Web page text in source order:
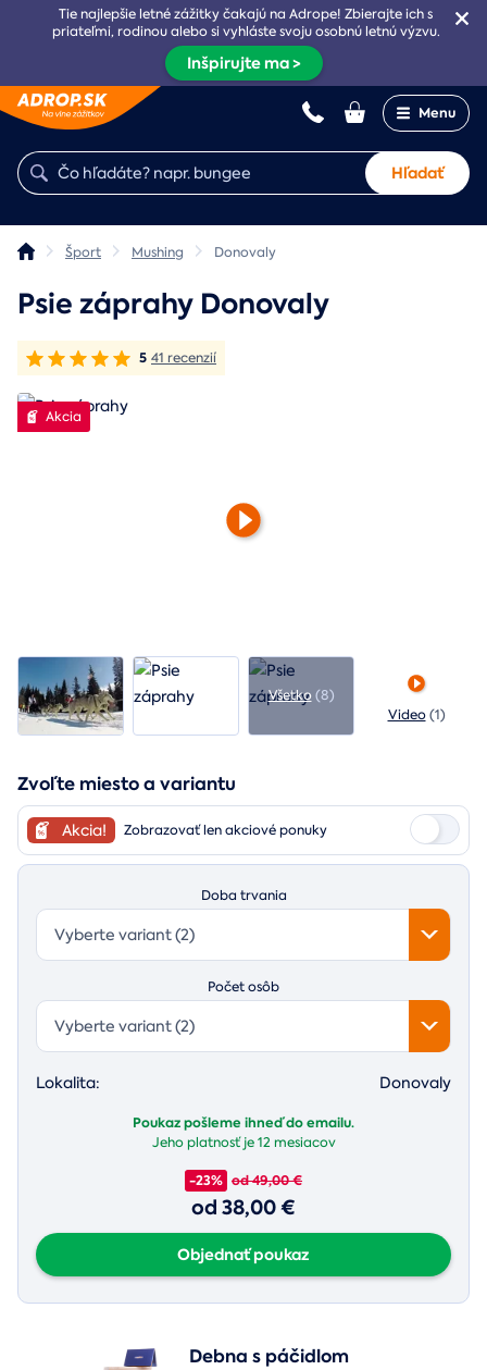
Tie najlepšie letné zážitky čakajú na Adrope! Zbierajte ich s
priateľmi, rodinou alebo si vyhláste svoju osobnú letnú výzvu.
Inšpirujte ma >
Menu
Hľadať
Šport Mushing Donovaly
Psie záprahy Donovaly
5 41 recenzií
Akcia
Všetko (8)
Video (1)
Zvoľte miesto a variantu
Akcia! Zobrazovať len akciové ponuky
Doba trvania
Vyberte variant (2)
Počet osôb
Vyberte variant (2)
Lokalita: Donovaly
Poukaz pošleme ihneď do emailu.
Jeho platnosť je12 mesiacov
-23% od 49,00 €
od 38,00 €
Objednať poukaz
Debna s páčidlom